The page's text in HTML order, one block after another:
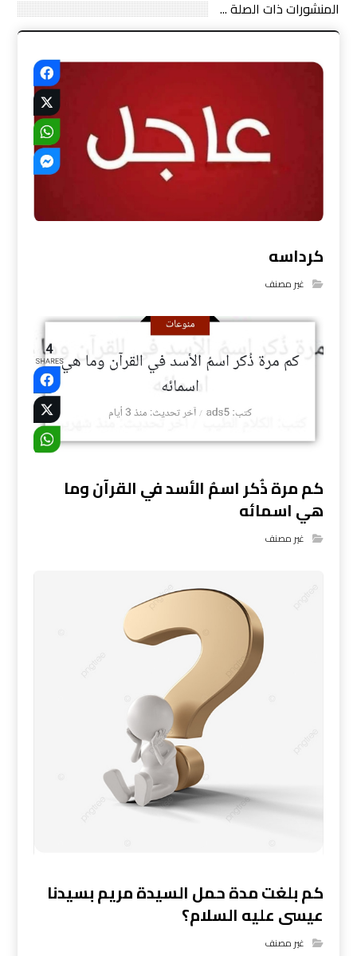
المنشورات ذات الصلة ...
كرداسه
غير مصنف
كم مرة ذُكر اسمُ الأسد في القرآن وما
هي اسمائه
غير مصنف
كم بلغت مدة حمل السيدة مريم بسيدنا
عيسى عليه السلام؟
غير مصنف